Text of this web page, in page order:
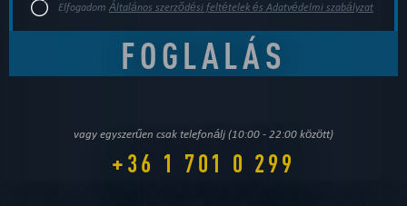
Elfogadom Általános szerződési feltételek és Adatvédelmi szabályzat
vagy egyszerűen csak telefonálj (10:00 - 22:00 között)
+36 1 701 0 299